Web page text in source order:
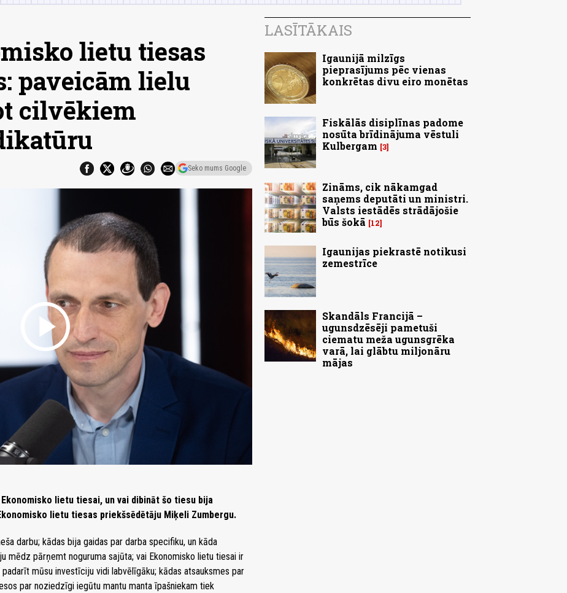
lietu tiesas
paveicām lielu
cilvēkiem
Seko mums Google
play_circle
lietu tiesai, un vai dibināt šo tiesu bija
lietu tiesas priekšsēdētāju Miķeli Zumbergu.
darbu; kādas bija gaidas par darba specifiku, un kāda
mēdz pārņemt noguruma sajūta; vai Ekonomisko lietu tiesai ir
mūsu investīciju vidi labvēlīgāku; kādas atsauksmes par
par noziedzīgi iegūtu mantu manta īpašniekam tiek
LASĪTĀKAIS
Igaunijā milzīgs
pieprasījums pēc vienas
konkrētas divu eiro monētas
Fiskālās disiplīnas padome
nosūta brīdinājuma vēstuli
Kulbergam 3
Zināms, cik nākamgad
saņems deputāti un ministri.
Valsts iestādēs strādājošie
būs šokā
12
Igaunijas piekrastē notikusi
zemestrīce
Skandāls Francijā –
ugunsdzēsēji pametuši
ciematu meža ugunsgrēka
varā, lai glābtu miljonāru
mājas